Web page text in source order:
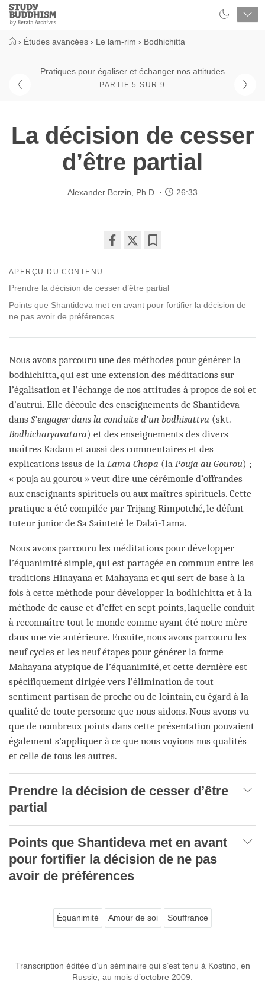
Close
Study
Buddhism
Home
› Études avancées › Le lam-rim › Bodhichitta
Pratiques pour égaliser et échanger nos attitudes
PARTIE 5 SUR 9
La décision de cesser
d’être partial
Alexander Berzin, Ph.D. 26:33
facebook
APERÇU DU CONTENU
Prendre la décision de cesser d’être partial
Points que Shantideva met en avant pour fortifier la décision de
ne pas avoir de préférences
Nous avons parcouru une des méthodes pour générer la
bodhichitta, qui est une extension des méditations sur
l’égalisation et l’échange de nos attitudes à propos de soi et
d’autrui. Elle découle des enseignements de Shantideva
dans S’engager dans la conduite d’un bodhisattva (skt.
Bodhicharyavatara) et des enseignements des divers
maîtres Kadam et aussi des commentaires et des
explications issus de la Lama Chopa (la Pouja au Gourou) ;
« pouja au gourou » veut dire une cérémonie d’offrandes
aux enseignants spirituels ou aux maîtres spirituels. Cette
pratique a été compilée par Trijang Rimpotché, le défunt
tuteur junior de Sa Sainteté le Dalaï-Lama.
Nous avons parcouru les méditations pour développer
l’équanimité simple, qui est partagée en commun entre les
traditions Hinayana et Mahayana et qui sert de base à la
fois à cette méthode pour développer la bodhichitta et à la
méthode de cause et d’effet en sept points, laquelle conduit
à reconnaître tout le monde comme ayant été notre mère
dans une vie antérieure. Ensuite, nous avons parcouru les
neuf cycles et les neuf étapes pour générer la forme
Mahayana atypique de l’équanimité, et cette dernière est
spécifiquement dirigée vers l’élimination de tout
sentiment partisan de proche ou de lointain, eu égard à la
qualité de toute personne que nous aidons. Nous avons vu
que de nombreux points dans cette présentation pouvaient
également s’appliquer à ce que nous voyions nos qualités
et celle de tous les autres.
Prendre la décision de cesser d’être
partial
Points que Shantideva met en avant
pour fortifier la décision de ne pas
avoir de préférences
Équanimité Amour de soi Souffrance
Transcription éditée d’un séminaire qui s’est tenu à Kostino, en
Russie, au mois d’octobre 2009.